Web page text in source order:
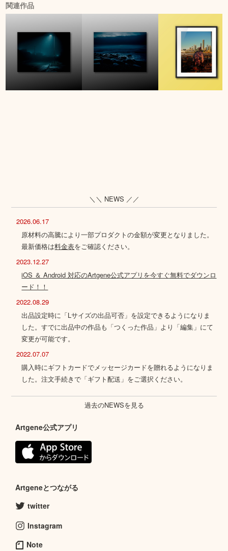
関連作品
＼＼ NEWS ／／
2026.06.17
原材料の高騰により一部プロダクトの金額が変更となりました。
最新価格は料金表をご確認ください。
2023.12.27
iOS ＆ Android 対応のArtgene公式アプリを今すぐ無料でダウンロ
ード！！
2022.08.29
出品設定時に「Lサイズの出品可否」を設定できるようになりま
した。すでに出品中の作品も「つくった作品」より「編集」にて
変更が可能です。
2022.07.07
購入時にギフトカードでメッセージカードを贈れるようになりま
した。注文手続きで「ギフト配送」をご選択ください。
過去のNEWSを見る
Artgene公式アプリ
Artgeneとつながる
twitter
Instagram
Note